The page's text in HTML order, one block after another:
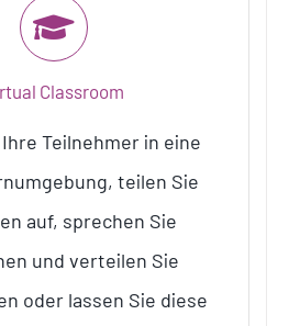
Classroom
Teilnehmer in eine
teilen Sie
auf, sprechen Sie
und verteilen Sie
oder lassen Sie diese